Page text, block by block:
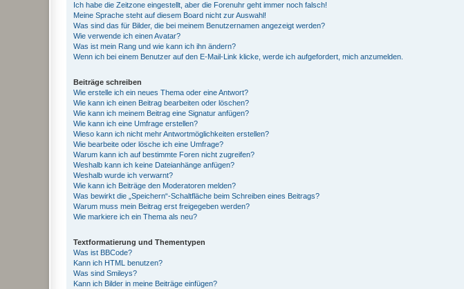
Ich habe die Zeitzone eingestellt, aber die Forenuhr geht immer noch falsch!
Meine Sprache steht auf diesem Board nicht zur Auswahl!
Was sind das für Bilder, die bei meinem Benutzernamen angezeigt werden?
Wie verwende ich einen Avatar?
Was ist mein Rang und wie kann ich ihn ändern?
Wenn ich bei einem Benutzer auf den E-Mail-Link klicke, werde ich aufgefordert, mich anzumelden.
Beiträge schreiben
Wie erstelle ich ein neues Thema oder eine Antwort?
Wie kann ich einen Beitrag bearbeiten oder löschen?
Wie kann ich meinem Beitrag eine Signatur anfügen?
Wie kann ich eine Umfrage erstellen?
Wieso kann ich nicht mehr Antwortmöglichkeiten erstellen?
Wie bearbeite oder lösche ich eine Umfrage?
Warum kann ich auf bestimmte Foren nicht zugreifen?
Weshalb kann ich keine Dateianhänge anfügen?
Weshalb wurde ich verwarnt?
Wie kann ich Beiträge den Moderatoren melden?
Was bewirkt die „Speichern“-Schaltfläche beim Schreiben eines Beitrags?
Warum muss mein Beitrag erst freigegeben werden?
Wie markiere ich ein Thema als neu?
Textformatierung und Thementypen
Was ist BBCode?
Kann ich HTML benutzen?
Was sind Smileys?
Kann ich Bilder in meine Beiträge einfügen?